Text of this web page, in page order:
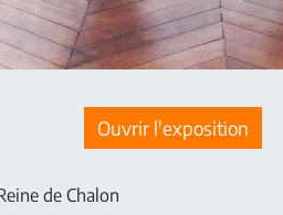
Ouvrir l'exposition
de Chalon